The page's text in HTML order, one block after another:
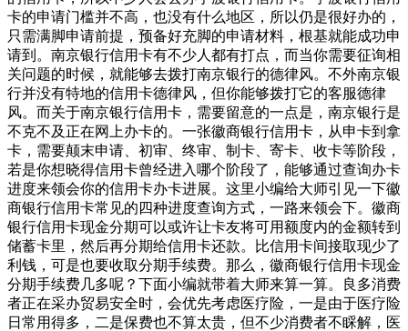
卡的申请门槛并不高，也没有什么地区，所以仍是很好办的，
只需满脚申请前提，预备好充脚的申请材料，根基就能成功申
请到。南京银行信用卡有不少人都有打点，而当你需要征询相
关问题的时候，就能够去拨打南京银行的德律风。不外南京银
行并没有特地的信用卡德律风，但你能够拨打它的客服德律
风。而关于南京银行信用卡，需要留意的一点是，南京银行是
不克不及正在网上办卡的。一张徽商银行信用卡，从申卡到拿
卡，需要颠末申请、初审、终审、制卡、寄卡、收卡等阶段，
若是你想晓得信用卡曾经进入哪个阶段了，能够通过查询办卡
进度来领会你的信用卡办卡进展。这里小编给大师引见一下徽
商银行信用卡常见的四种进度查询方式，一路来领会下。徽商
银行信用卡现金分期可以或许让卡友将可用额度内的金额转到
储蓄卡里，然后再分期给信用卡还款。比信用卡间接取现少了
利钱，可是也要收取分期手续费。那么，徽商银行信用卡现金
分期手续费几多呢？下面小编就带着大师来算一算。良多消费
者正在采办贸易安全时，会优先考虑医疗险，一是由于医疗险
日常用得多，二是保费也不算太贵，但不少消费者不睬解，医